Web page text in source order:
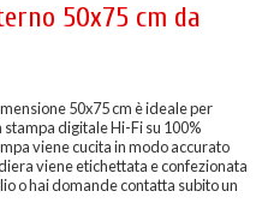
50x75 cm da
50x75 cm è ideale per
digitale Hi-Fi su 100%
viene cucita in modo accurato
viene etichettata e confezionata
o hai domande contatta subito un